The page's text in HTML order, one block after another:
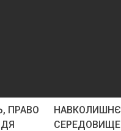
ПРАВО
НАВКОЛИШНЄ
СЕРЕДОВИЩЕ